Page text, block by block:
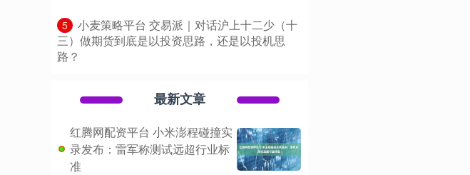
5
​小麦策略平台 交易派｜对话沪上十二少（十
三）做期货到底是以投资思路，还是以投机思
路？
最新文章
红腾网配资平台 小米澎程碰撞实
录发布：雷军称测试远超行业标
准